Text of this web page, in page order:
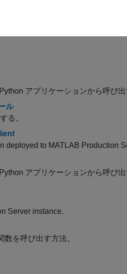
client for machine learning
アプリケーションから呼び出
ル
る。
deployed to MATLAB Production
アプリケーションから呼び
Server instance.
を呼び出す方法。